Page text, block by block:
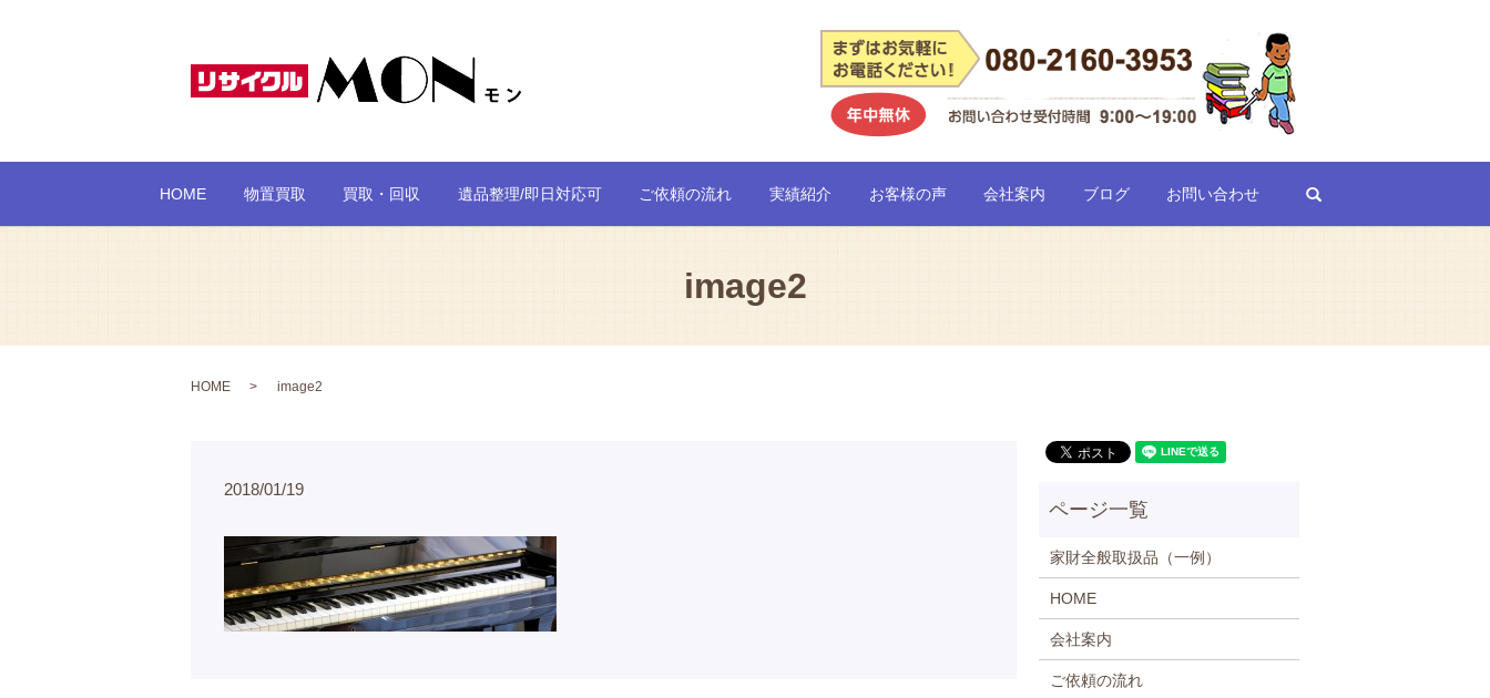
HOME 物置買取 買取・回収 遺品整理/即日対応可 ご依頼の流れ 実績紹介 お客様の声 会社案内 ブログ お問い合わせ
image2
HOME image2
2018/01/19
家財全般取扱品（一例）
HOME
会社案内
ご依頼の流れ